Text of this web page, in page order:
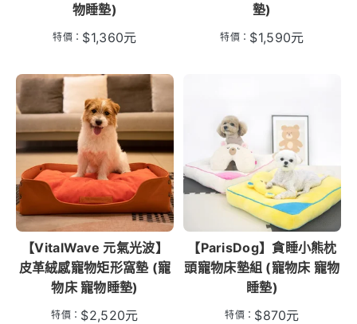
物睡墊)
特價： $1,360元
墊)
特價： $1,590元
【VitalWave 元氣光波】
皮革絨感寵物矩形窩墊 (寵
物床 寵物睡墊)
特價： $2,520元
【ParisDog】貪睡小熊枕
頭寵物床墊組 (寵物床 寵物
睡墊)
特價： $870元